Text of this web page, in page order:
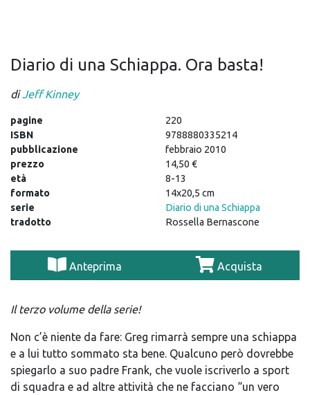
Diario di una Schiappa. Ora basta!
diJeff Kinney
pagine
220
ISBN
9788880335214
pubblicazione
febbraio 2010
prezzo
14,50 €
età
8-13
formato
14x20,5 cm
serie
Diario di una Schiappa
tradotto
Rossella Bernascone
Anteprima Acquista
Il terzo volume della serie!
Non c’è niente da fare: Greg rimarrà sempre una schiappa
e a lui tutto sommato sta bene. Qualcuno però dovrebbe
spiegarlo a suo padre Frank, che vuole iscriverlo a sport
di squadra e ad altre attività che ne facciano “un vero